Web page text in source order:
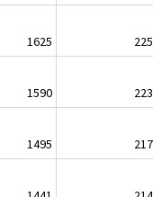
1625
1590
1495